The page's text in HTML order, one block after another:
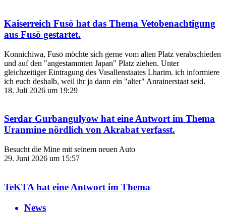
Kaiserreich Fusō hat das Thema Vetobenachtigung
aus Fusō gestartet.
Konnichiwa, Fusō möchte sich gerne vom alten Platz verabschieden
und auf den "angestammten Japan" Platz ziehen. Unter
gleichzeitiger Eintragung des Vasallenstaates Lharim. ich informiere
ich euch deshalb, weil ihr ja dann ein "alter" Anrainerstaat seid.
18. Juli 2026 um 19:29
Serdar Gurbangulyow hat eine Antwort im Thema
Uranmine nördlich von Akrabatverfasst.
Besucht die Mine mit seinem neuen Auto
29. Juni 2026 um 15:57
TeKTA hat eine Antwort im Thema
News